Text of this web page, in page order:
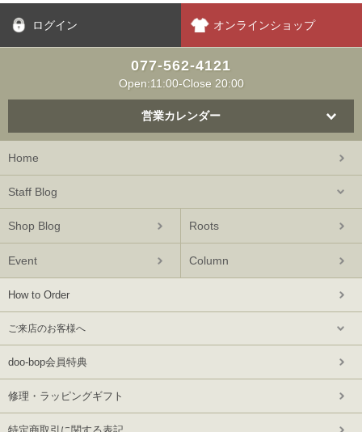
ログイン オンラインショップ
077-562-4121
Open:11:00-Close 20:00
営業カレンダー
Home
Staff Blog
Shop Blog Roots
Event Column
How to Order
ご来店のお客様へ
doo-bop会員特典
修理・ラッピングギフト